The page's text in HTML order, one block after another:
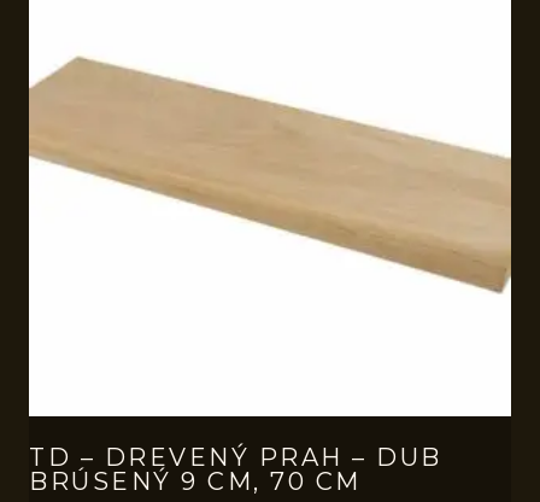
TD – DREVENÝ PRAH – DUB
BRÚSENÝ 9 CM, 70 CM